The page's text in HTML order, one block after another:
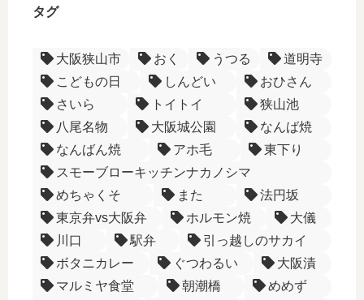
タグ
大阪狭山市 おく うつる
道明寺
こどもの日
しんどい
おひさん
さいら
トイトイ
狭山池
八尾名物
大阪城公園
なんば焼
なんばん焼
アホ毛
東下り
スモーブローキッチンナカノシマ
めちゃくそ
また
法円坂
東京弁vs大阪弁
ホルモン焼
大儀
川口
駅弁
引っ越しのサカイ
ボタニカレー
ぐつわるい
大阪漬
マルミヤ食堂
朝潮橋
めめず